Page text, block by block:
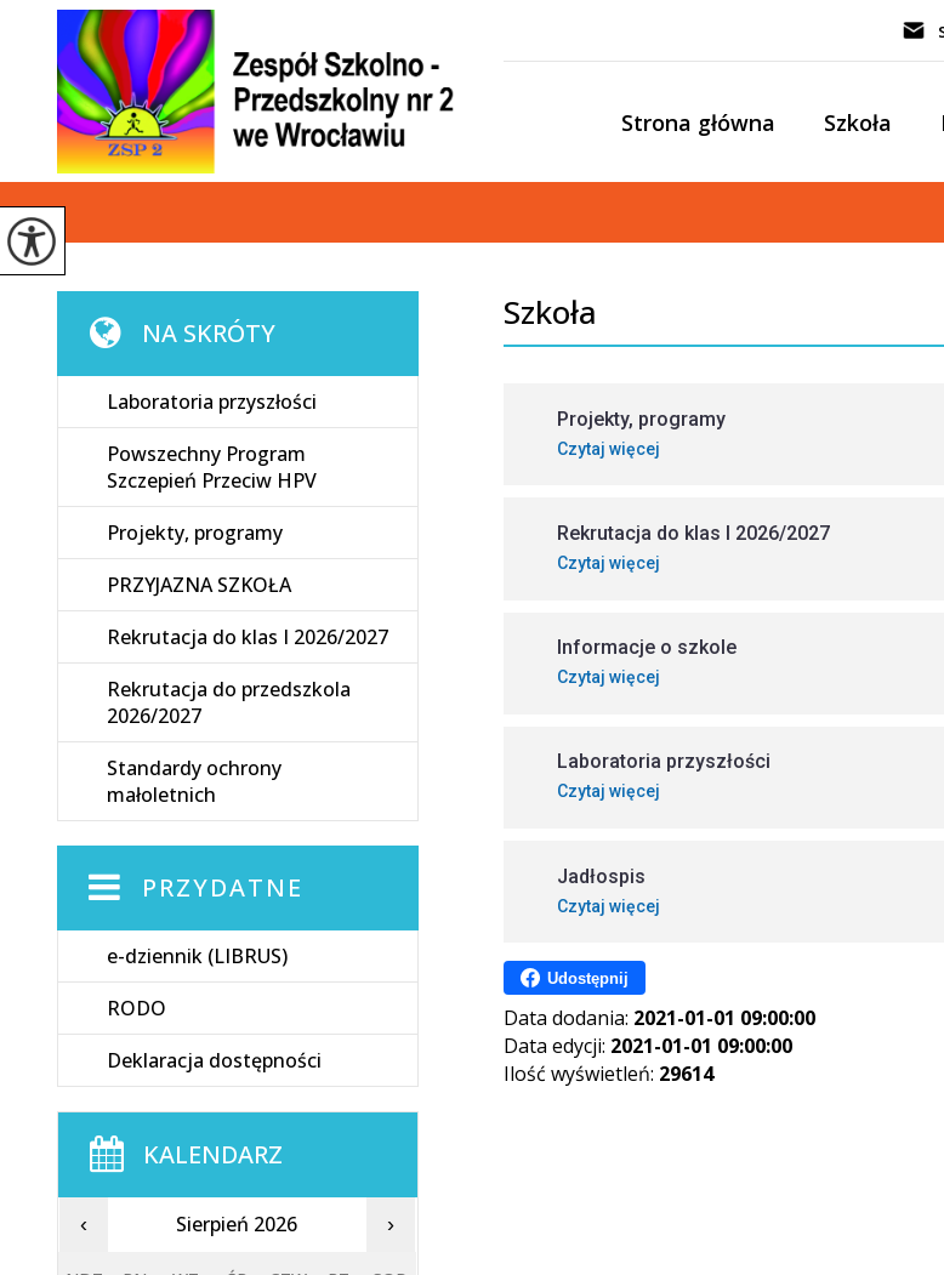
Strona główna Szkoła
Szkoła
Projekty, programy
Czytaj więcej
Rekrutacja do klas I 2026/2027
Czytaj więcej
Informacje o szkole
Czytaj więcej
Laboratoria przyszłości
Czytaj więcej
Jadłospis
Czytaj więcej
Udostępnij
Data dodania: 2021-01-01 09:00:00
Data edycji: 2021-01-01 09:00:00
Ilość wyświetleń: 29614
NA SKRÓTY
Laboratoria przyszłości
Powszechny Program
Szczepień Przeciw HPV
Projekty, programy
PRZYJAZNA SZKOŁA
Rekrutacja do klas I 2026/2027
Rekrutacja do przedszkola
2026/2027
Standardy ochrony
małoletnich
PRZYDATNE
e-dziennik (LIBRUS)
RODO
Deklaracja dostępności
KALENDARZ
‹ Sierpień 2026 ›